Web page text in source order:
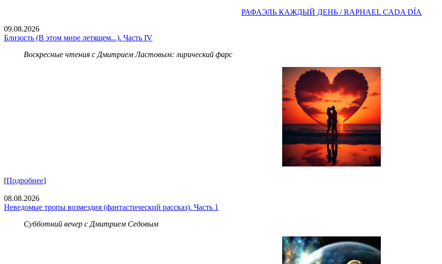
РАФАЭЛЬ КАЖДЫЙ ДЕНЬ / RAPHAEL CADA DÍA
09.08.2026
Близость (В этом мире летящем...). Часть IV
Воскресные чтения с Дмитрием Ластовым: лирический фарс
[Подробнее]
08.08.2026
Неведомые тропы возмездия (фантастический рассказ). Часть 1
Субботний вечер с Дмитрием Седовым